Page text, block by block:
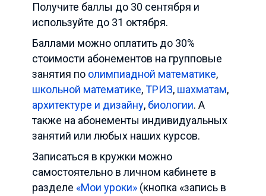
Получите баллы до 30 сентября и
используйте до 31 октября.
Баллами можно оплатить до 30%
стоимости абонементов на групповые
занятия по олимпиадной математике,
школьной математике,ТРИЗ, шахматам,
архитектуре и дизайну, биологии. А
также на абонементы индивидуальных
занятий или любых наших курсов.
Записаться в кружки можно
самостоятельно в личном кабинете в
разделе «Мои уроки» (кнопка «запись в